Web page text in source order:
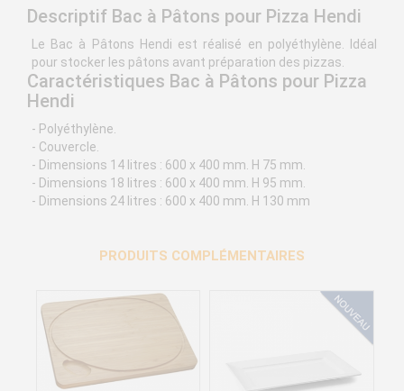
Descriptif Bac à Pâtons pour Pizza Hendi
Le Bac à Pâtons Hendi est réalisé en polyéthylène. Idéal
pour stocker les pâtons avant préparation des pizzas.
Caractéristiques Bac à Pâtons pour Pizza
Hendi
- Polyéthylène.
- Couvercle.
- Dimensions 14 litres : 600 x 400 mm. H 75 mm.
- Dimensions 18 litres : 600 x 400 mm. H 95 mm.
- Dimensions 24 litres : 600 x 400 mm. H 130 mm
PRODUITS COMPLÉMENTAIRES